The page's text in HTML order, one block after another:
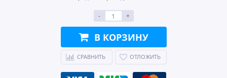
- +
В КОРЗИНУ
СРАВНИТЬ ОТЛОЖИТЬ